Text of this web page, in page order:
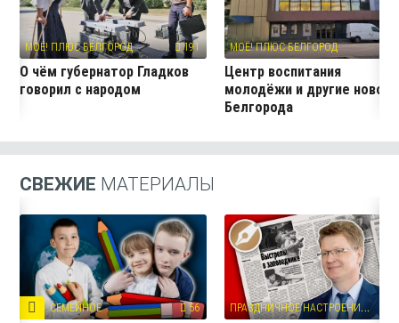
МОЁ! ПЛЮС БЕЛГОРОД 191
О чём губернатор Гладков
говорил с народом
МОЁ! ПЛЮС БЕЛГОРОД
Центр воспитания
молодёжи и другие
Белгорода
СВЕЖИЕ МАТЕРИАЛЫ
СЕМЕЙНОЕ 56 П
РАЗДНИЧНОЕ НАСТРОЕНИЕ